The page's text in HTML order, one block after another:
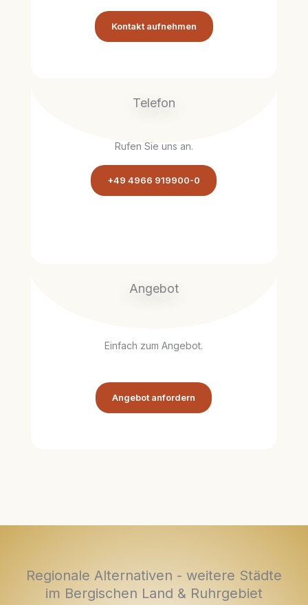
Kontakt aufnehmen
Telefon
Rufen Sie uns an.
+49 4966 919900-0
Angebot
Einfach zum Angebot.
Angebot anfordern
Regionale Alternativen - weitere Städte
im Bergischen Land & Ruhrgebiet